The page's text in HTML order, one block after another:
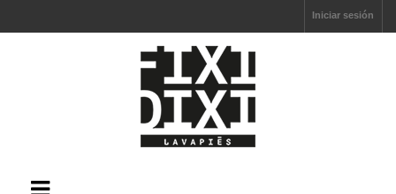
Iniciar sesión